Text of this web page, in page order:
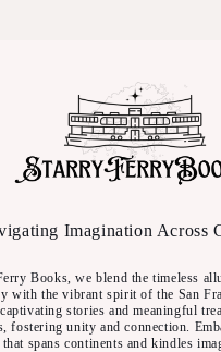
Imagination Across
Books, we blend the timeless
with the vibrant spirit of the San
stories and meaningful
fostering unity and connection.
spans continents and kindles